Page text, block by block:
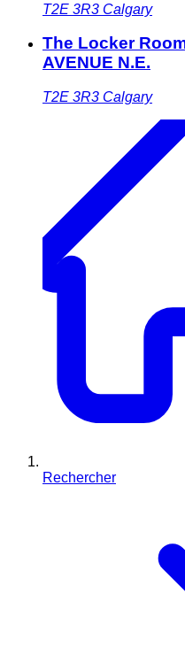
T2E 3R3 Calgary
The Locker
AVENUE N.E.
T2E 3R3 Calgary
Rechercher